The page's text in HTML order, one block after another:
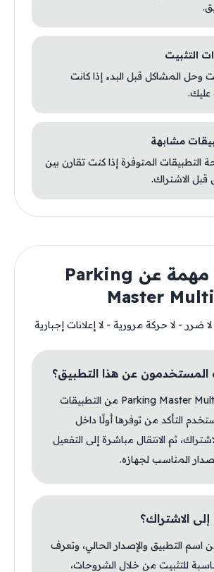
وحل المشاكل قبل البدء إذا كانت
عليك.
التطبيقات المتوفرة إذا كنت تقارن بين
قبل الاشتراك.
معلومات مهمة عن Parking
Master
ضرر - لا حركة مرورية - لا إعلانات إجبارية
المستخدمون عن هذا التطبيق؟
لأن Parking Master Multiplayer 2 من التطبيقات
التأكد من توفرها أولًا داخل
ثم الانتقال مباشرة إلى التفعيل
المناسب لجهازه.
الاشتراك؟
اسم التطبيق والإصدار الحالي، وتعرف
للتثبيت من خلال الشروحات،